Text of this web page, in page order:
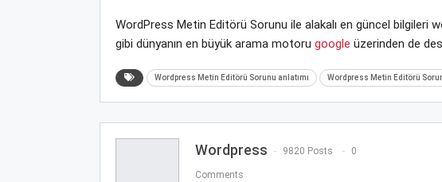
WordPress Metin Editörü Sorunu ile alakalı en güncel bilgileri
gibi dünyanın en büyük arama motoru google üzerinden de
Wordpress Metin Editörü Sorunu anlatımı Wordpress Metin Editörü
Wordpress 9820 Posts 0
Comments